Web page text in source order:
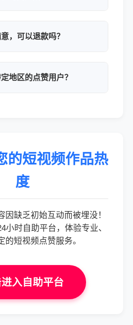
，可以退款吗？
地区的点赞用户？
的短视频作品热
度
因缺乏初始互动而被埋没！
小时自助平台，体验专业、
的短视频点赞服务。
入自助平台